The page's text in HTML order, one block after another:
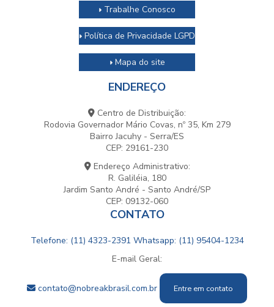
Trabalhe Conosco
Política de Privacidade LGPD
Mapa do site
ENDEREÇO
Centro de Distribuição:
Rodovia Governador Mário Covas, nº 35, Km 279
Bairro Jacuhy - Serra/ES
CEP: 29161-230
Endereço Administrativo:
R. Galiléia, 180
Jardim Santo André - Santo André/SP
CEP: 09132-060
CONTATO
Telefone: (11) 4323-2391 Whatsapp: (11) 95404-1234
E-mail Geral:
contato@nobreakbrasil.com.br Entre em contato